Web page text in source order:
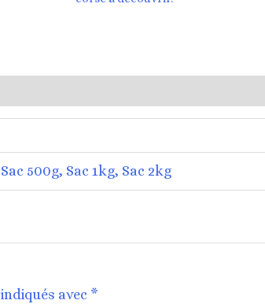
500g, Sac 1kg, Sac 2kg
avec *